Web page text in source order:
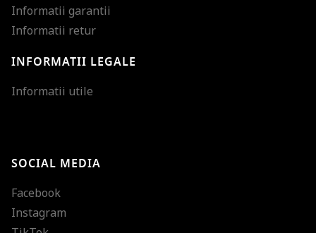
Informatii garantii
Informatii retur
INFORMATII LEGALE
Informatii utile
SOCIAL MEDIA
Facebook
Instagram